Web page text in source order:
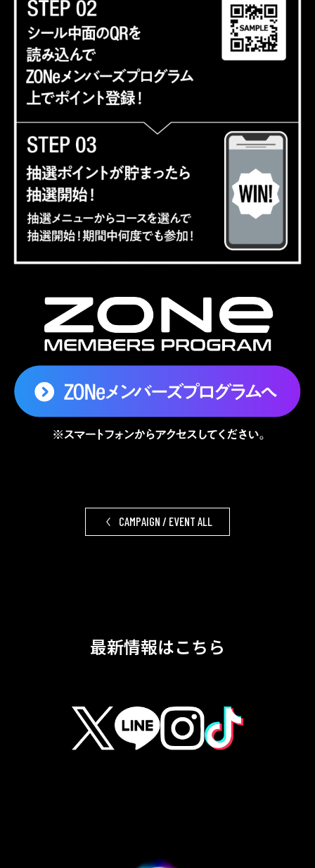
CAMPAIGN / EVENT ALL
最新情報はこちら